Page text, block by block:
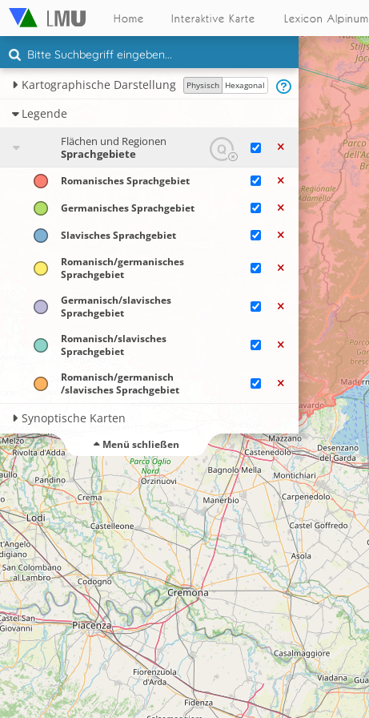
Home Interaktive Karte Lexicon Alpinum
Kartographische Darstellung Physisch Hexagonal
Legende
Flächen und Regionen
Sprachgebiete
Romanisches Sprachgebiet
Germanisches Sprachgebiet
Slavisches Sprachgebiet
Romanisch/​germanisches
Sprachgebiet
Germanisch/slavisches
Sprachgebiet
Romanisch/slavisches
Sprachgebiet
Romanisch​/germanisch​
/slavisches Sprachgebiet
Synoptische Karten
Menü schließen